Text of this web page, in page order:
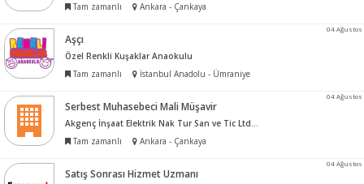
Tam zamanlı
Ankara - Çankaya
04 Ağustos
Aşçı
Özel Renkli Kuşaklar Anaokulu
Tam zamanlı
İstanbul Anadolu - Ümraniye
04 Ağustos
Serbest Muhasebeci Mali Müşavir
Akgenç İnşaat Elektrik Nak Tur San ve Tic Ltd Şti
Tam zamanlı
Ankara - Çankaya
04 Ağustos
Satış Sonrası Hizmet Uzmanı